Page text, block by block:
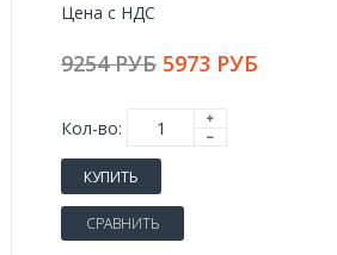
Цена с НДС
9254 РУБ 5973 РУБ
Кол-во:
КУПИТЬ
СРАВНИТЬ